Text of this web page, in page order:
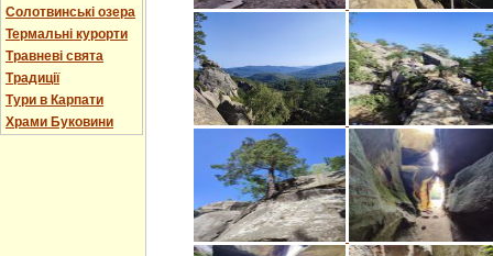
Солотвинські озера
Термальні курорти
Травневі свята
Традиції
Тури в Карпати
Храми Буковини